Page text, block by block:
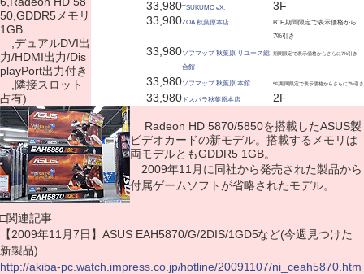
50,GDDR5メモリ
1GB
,デュアルDVI出
力/HDMI出力/Dis
playPort出力付き
,隣接スロット
占有)
33,980TSUKUMO eX.
3F
33,980ZOA 秋葉原本店
B1F,期間限定で表示価格から
7%引き
33,980ソフマップ 秋葉原 リユース総
合館
期間限定で表示価格からさらに7%引き
33,980ソフマップ 秋葉原 本館 5F,期間限定で表示価格からさらに7%引き
33,980 ドスパラ秋葉原本店 2F
Radeon HD 5870/5850を搭載したASUS製
ビデオカードの新モデル。搭載するメモリは
両モデルともGDDR5 1GB。
2009年11月に同社から発売された製品から
付属ゲームソフトが省略されたモデル。
□関連記事
【2009年11月7日】ASUS EAH5870/G/2DIS/1GD5など(今週見つけた
新製品)
http://akiba-pc.watch.impress.co.jp/hotline/20091107/ni_ceah5870.htm